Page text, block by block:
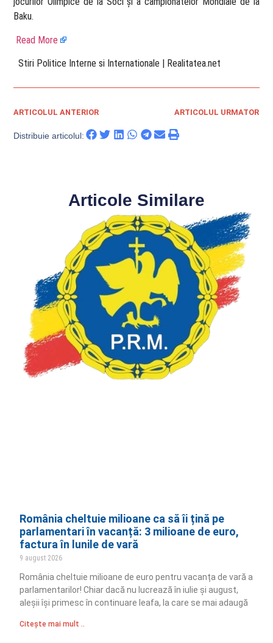
Baku.
Read More
​ Stiri Politice Interne si Internationale | Realitatea.net
ARTICOLUL ANTERIOR ARTICOLUL URMATOR
Distribuie articolul:
Articole Similare
România cheltuie milioane ca să îi țină pe
parlamentari în vacanță: 3 milioane de euro,
factura în lunile de vară
9 august 2026
România cheltuie milioane de euro pentru vacanța de vară a
parlamentarilor! Chiar dacă nu lucrează în iulie și august,
aleșii își primesc în continuare leafa, la care se mai adaugă
Citește mai mult ..